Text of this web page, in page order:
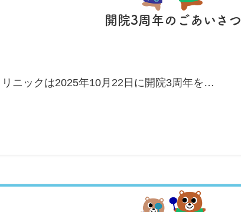
開院3周年のごあいさつ
ニックは2025年10月22日に開院3周年を…